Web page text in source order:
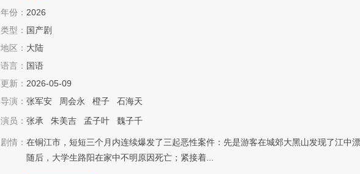
年份： 2026
类型： 国产剧
地区： 大陆
语言： 国语
更新： 2026-05-09
导演： 张军安 周会永 橙子
石海天
演员： 张承 朱美吉 孟子叶 魏子千
剧情： 在铜江市，短短三个月内连续爆发了三起恶性案件：先是游客在城郊大黑山发现了江中
随后，大学生路阳在家中不明原因死亡；紧接着...